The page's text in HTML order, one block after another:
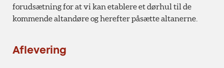
forudsætning for at vi kan etablere et dørhul til de
kommende altandøre og herefter påsætte altanerne.
Aflevering